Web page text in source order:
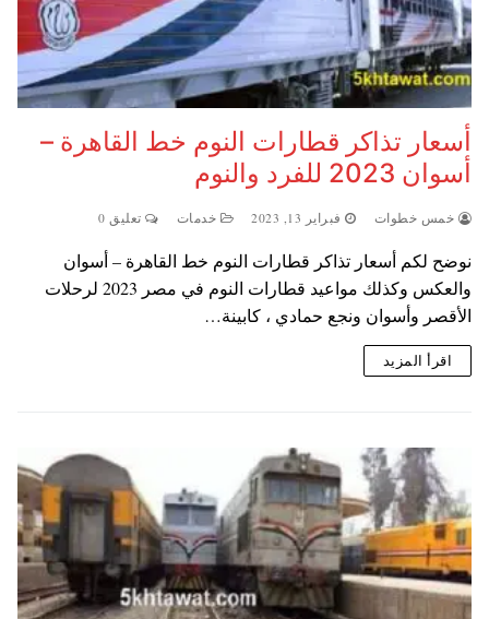
أسعار تذاكر قطارات النوم خط القاهرة –
أسوان 2023 للفرد والنوم
خمس خطوات فبراير 13, 2023 خدمات تعليق 0
نوضح لكم أسعار تذاكر قطارات النوم خط القاهرة – أسوان
والعكس وكذلك مواعيد قطارات النوم في مصر 2023 لرحلات
الأقصر وأسوان ونجع حمادي ، كابينة…
اقرأ المزيد